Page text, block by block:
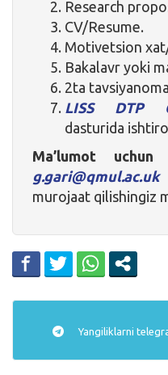
Research
CV/Resume.
Motivetsion
Bakalavr yoki
2ta
LISS DTP
dasturida
Ma’lumot uchun
g.gari@qmul.ac.uk
murojaat qilishingiz
Yangiliklarni